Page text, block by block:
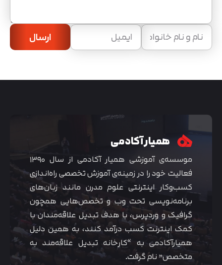
ارسال
همیار آکادمی
موسسه‌ی آموزشی همیار آکادمی از سال ۱۳۹۰
فعالیت خود را در زمینه‌ی آموزش تخصصی راه‌اندازی
کسب‌و‌کار اینترنتی علوم مدرن مانند زبان‌های
برنامه‌نویسی تحت وب و تخصص‌هایی همچون
گرافیک و وردپرس، با هدف تبدیل علاقه‌مندان با
کمک اینترنت کسب درآمد کنند، به همین دلیل
همیارآکادمی به “کارخانه تبدیل علاقه‌مند به
متخصص” نام گرفت.